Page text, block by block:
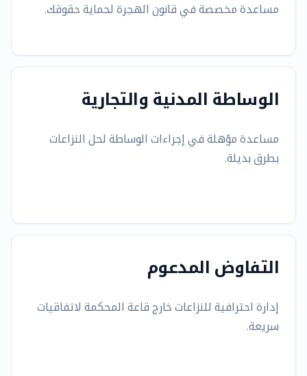
مساعدة مخصصة في قانون الهجرة لحماية حقوقك.
الوساطة المدنية والتجارية
مساعدة مؤهلة في إجراءات الوساطة لحل النزاعات
بطرق بديلة.
التفاوض المدعوم
إدارة احترافية للنزاعات خارج قاعة المحكمة لاتفاقيات
سريعة.